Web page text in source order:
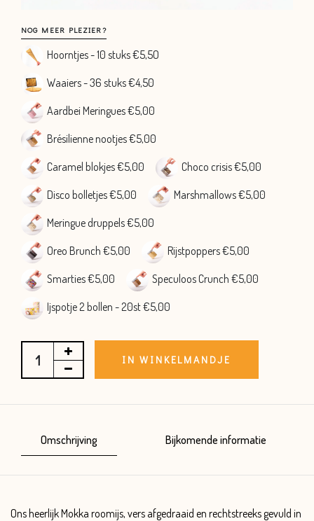
NOG MEER PLEZIER?
Nog
meer
plezier?
Hoorntjes - 10 stuks €5,5O
Waaiers - 36 stuks €4,50
Aardbei Meringues €5,00
Brésilienne nootjes €5,00
Caramel blokjes €5,00
Choco crisis €5,00
Disco bolletjes €5,00
Marshmallows €5,00
Meringue druppels €5,00
Oreo Brunch €5,00
Rijstpoppers €5,00
Smarties €5,00
Speculoos Crunch €5,00
Ijspotje 2 bollen - 20st €5,00
IN WINKELMANDJE
Omschrijving Bijkomende informatie
Ons heerlijk Mokka roomijs, vers afgedraaid en rechtstreeks gevuld in